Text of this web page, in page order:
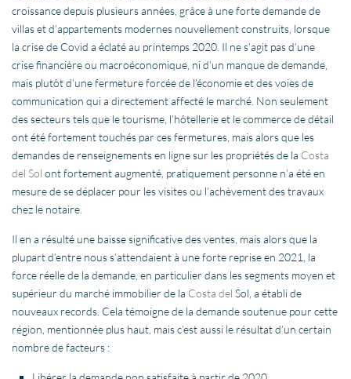
croissance depuis plusieurs années, grâce à une forte demande de
villas et d’appartements modernes nouvellement construits, lorsque
la crise de Covid a éclaté au printemps 2020. Il ne s’agit pas d’une
crise financière ou macroéconomique, ni d’un manque de demande,
mais plutôt d’une fermeture forcée de l’économie et des voies de
communication qui a directement affecté le marché. Non seulement
des secteurs tels que le tourisme, l’hôtellerie et le commerce de détail
ont été fortement touchés par ces fermetures, mais alors que les
demandes de renseignements en ligne sur les propriétés de la Costa
del Sol ont fortement augmenté, pratiquement personne n’a été en
mesure de se déplacer pour les visites ou l’achèvement des travaux
chez le notaire.
Il en a résulté une baisse significative des ventes, mais alors que la
plupart d’entre nous s’attendaient à une forte reprise en 2021, la
force réelle de la demande, en particulier dans les segments moyen et
supérieur du marché immobilier de la Costa del Sol, a établi de
nouveaux records. Cela témoigne de la demande soutenue pour cette
région, mentionnée plus haut, mais c’est aussi le résultat d’un certain
nombre de facteurs :